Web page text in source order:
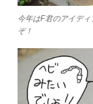
今年はF君のアイデ
ぞ！